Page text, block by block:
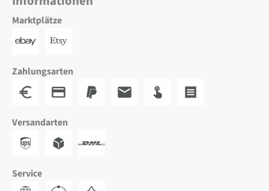
Marktplätze
Zahlungsarten
Versandarten
Service